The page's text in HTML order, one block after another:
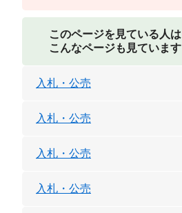
このページを見ている人は
こんなページも見ています
入札・公売
入札・公売
入札・公売
入札・公売